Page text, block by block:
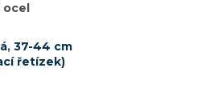
, 37-44 cm
řetízek)